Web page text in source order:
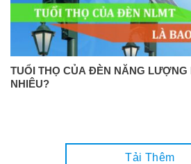
TUỔI THỌ CỦA ĐÈN NĂNG
NHIÊU?
Tải Thêm